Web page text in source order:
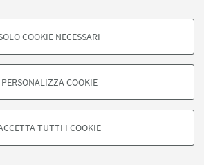
- FACOLTATIVI
base al loro comportamento sul sito, per analisi
COOKIE NECESSARI
PERSONALIZZA COOKIE
TUTTI I COOKIE
MATER STUDIORUM - Università di
- Note legali-Impostazioni Cookie